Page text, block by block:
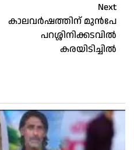
Next
കാലവർഷത്തിന് മുൻപേ
പറശ്ശിനിക്കടവിൽ
കരയിടിച്ചിൽ